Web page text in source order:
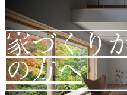
家づくり
の方へ